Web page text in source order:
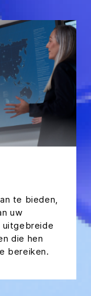
te bieden,
uw
uitgebreide
die hen
bereiken.